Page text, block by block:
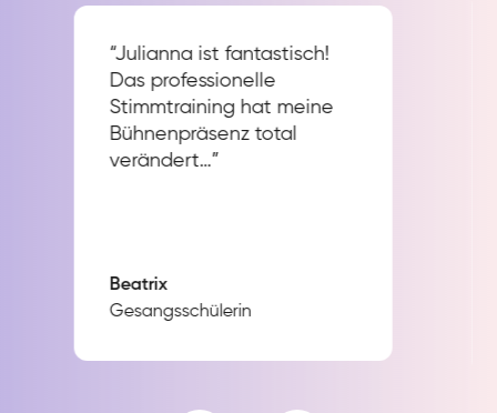
“Julianna ist fantastisch!
Das professionelle
Stimmtraining hat meine
Bühnenpräsenz total
verändert…”
Beatrix
Gesangsschülerin